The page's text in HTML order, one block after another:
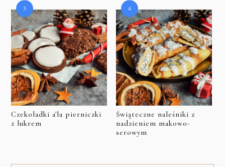
Czekoladki a'la pierniczki
z lukrem
Świąteczne naleśniki z
nadzieniem makowo-
serowym